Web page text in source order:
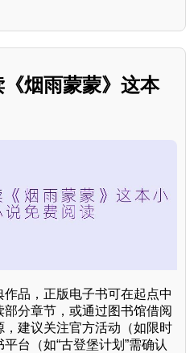
烟雨蒙蒙》这本
作品，正版电子书可在起点中
分章节，或通过图书馆借阅
建议关注官方活动（如限时
台（如“古登堡计划”需确认